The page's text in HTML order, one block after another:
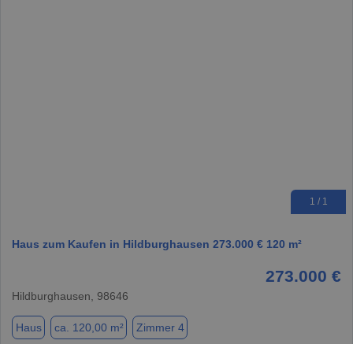
1 / 1
Haus zum Kaufen in Hildburghausen 273.000 € 120 m²
273.000 €
Hildburghausen, 98646
Haus ca. 120,00 m² Zimmer 4